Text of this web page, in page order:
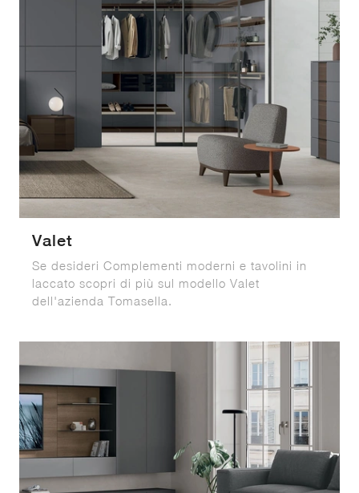
Valet
Se desideri Complementi moderni e tavolini in
laccato scopri di più sul modello Valet
dell'azienda Tomasella.